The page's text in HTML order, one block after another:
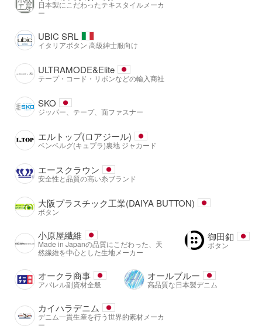
日本製にこだわったテキスタイルメーカ
ー
UBIC SRL
イタリアボタン 高級紳士服向け
ULTRAMODE&Elite
テープ・コード・リボンなどの輸入商社
SKO
ジッパー、テープ、面ファスナー
エルトップ(ロアジール)
ベンベルグ(キュプラ)裏地 ジャカード
エースクラウン
安全性と品質の高い糸ブランド
大阪プラスチック工業(DAIYA BUTTON)
ボタン
小原屋繊維
Made in Japanの品質にこだわった、天
然繊維を中心とした生地メーカー
御田釦
ボタン
オークラ商事
アパレル副資材全般
オールブルー
高品質な日本製デニム
カイハラデニム
デニム一貫生産を行う世界的素材メーカ